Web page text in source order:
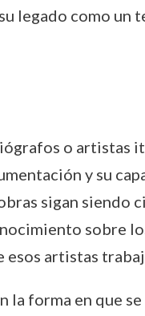
legado como un
o artistas
y su
sigan siendo
sobre
esos artistas
la forma en que